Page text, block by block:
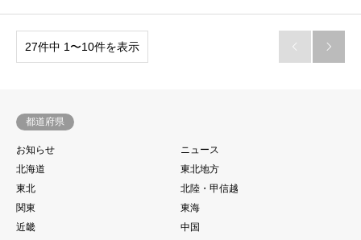
27件中 1〜10件を表示  
都道府県
お知らせ
ニュース
北海道
東北地方
東北
北陸・甲信越
関東
東海
近畿
中国